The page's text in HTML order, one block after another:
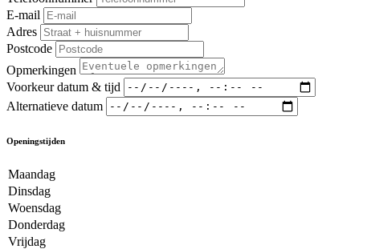
E-mail
Adres
Postcode
Opmerkingen
Voorkeur datum & tijd
Alternatieve datum
Openingstijden
Maandag
Dinsdag
Woensdag
Donderdag
Vrijdag